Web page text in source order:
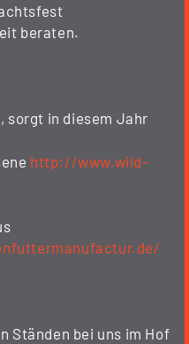
beraten.
sorgt in diesem Jahr
http://www.wild-
Ständen bei uns im Hof